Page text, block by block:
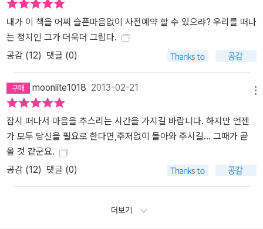
육의 산물이 아니다. 이것은 인간 본성의 발현이다.(p.263) 4. 진보
적 자유주의자, 유시민의 철학 유시민은 지식인으로서도 정치인으로
서도 매우 논쟁적인 인물이었다. 그는 ‘진보자유주의자’임을 자처하는
보기 드문 지식인이다. 공병호, 복거일 등 공개적으로 자유주의를 주
창하는 유명한 지식인들은 대체로 보수적이며 우리 사회의 기득권층
에 속한다. 홍세화, 박노자 등 진보적 ‘파워라이터’들은 자유주의와 진
보주의를 화합하기 어려운 이질적 철학으로 보는 경향이 있다. 그런
데도 유시민은 자유주의와 진보주의가 결합될 수 있다고 주장한다.
다른 용어를 쓰자면 그는 ‘다윈주의 좌파’라고 할 수도 있다. 그는 인
간과 역사를 제대로 이해하려면 역사학, 철학, 경제학, 사회학과 같은
령 선거를 평가하는 데서까지 생물학 용어를 사용한다. 제18대 대통
은 선의 패배나 악의 승리가 아니다. 진화적으로 익숙한 것이 새로운
내가 이 책을 어찌 슬픈마음없이 사전예약 할 수 있으랴? 우리를 떠나
는 정치인 그가 더욱더 그립다.
공감 (12) 댓글 (0)
moonlite1018 2013-02-21
잠시 떠나서 마음을 추스리는 시간을 가지길 바랍니다. 하지만 언젠
가 모두 당신을 필요로 한다면,주저없이 돌아와 주시길... 그때가 곧
올 것 같군요.
공감 (12) 댓글 (0)
더보기